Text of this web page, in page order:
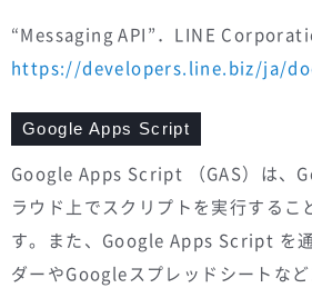
“Messaging API”．LINE
https://developers.line.biz/ja/
Google Apps Script
Google Apps Script （GAS）は、
ラウド上でスクリプトを実行するこ
す。また、Google Apps Script を
ダーやGoogleスプレッドシートな